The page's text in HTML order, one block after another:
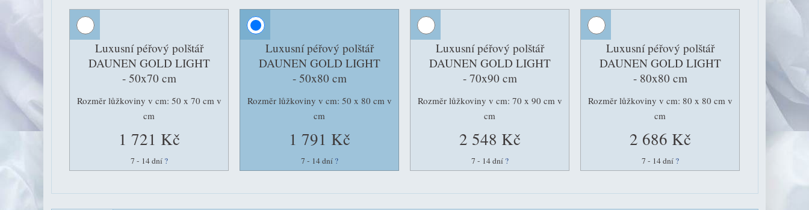
Luxusní péřový polštář
DAUNEN GOLD LIGHT
- 50x70 cm
Rozměr lůžkoviny v cm: 50 x 70 cm v
cm
1 721 Kč
7 - 14 dní ?
Luxusní péřový polštář
DAUNEN GOLD LIGHT
- 50x80 cm
Rozměr lůžkoviny v cm: 50 x 80 cm v
cm
1 791 Kč
7 - 14 dní ?
Luxusní péřový polštář
DAUNEN GOLD LIGHT
- 70x90 cm
Rozměr lůžkoviny v cm: 70 x 90 cm v
cm
2 548 Kč
7 - 14 dní ?
Luxusní péřový polštář
DAUNEN GOLD LIGHT
- 80x80 cm
Rozměr lůžkoviny v cm: 80 x 80 cm v
cm
2 686 Kč
7 - 14 dní ?